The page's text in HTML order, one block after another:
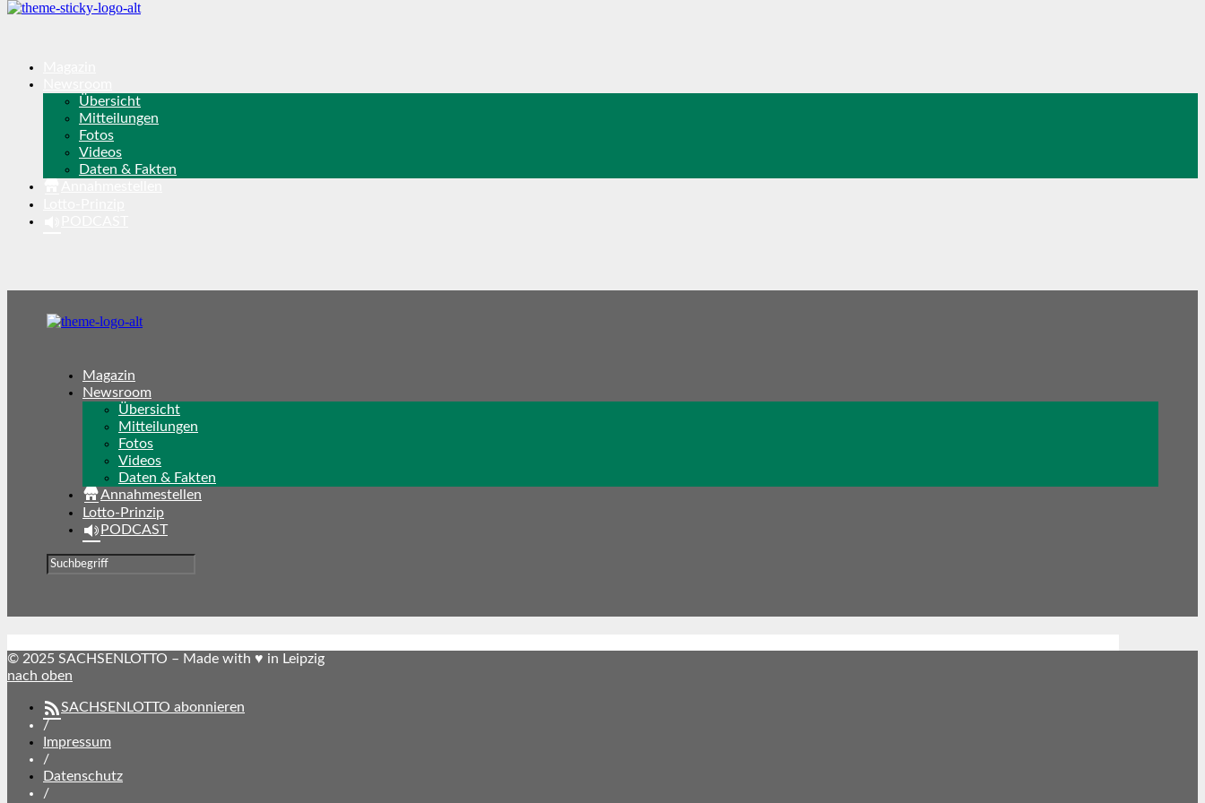
Übersicht
Mitteilungen
Fotos
Videos
Daten & Fakten
Magazin
Newsroom
Übersicht
Mitteilungen
Fotos
Videos
Daten & Fakten
Annahmestellen
Lotto-Prinzip
PODCAST
© 2025 SACHSENLOTTO – Made with ♥ in Leipzig
nach oben
SACHSENLOTTO abonnieren
/
Impressum
/
Datenschutz
/